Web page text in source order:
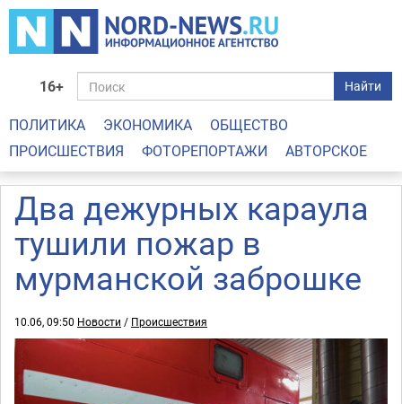
16+ Найти
ПОЛИТИКА ЭКОНОМИКА
ОБЩЕСТВО
ПРОИСШЕСТВИЯ
ФОТОРЕПОРТАЖИ АВТОРСКОЕ
Два дежурных караула
тушили пожар в
мурманской заброшке
10.06, 09:50 Новости / Происшествия